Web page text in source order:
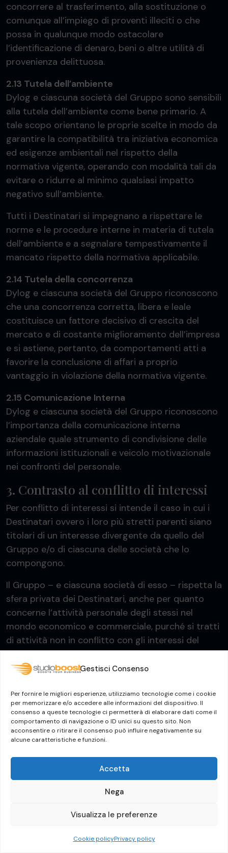
Gestisci Consenso
Per fornire le migliori esperienze, utilizziamo tecnologie come i cookie
per memorizzare e/o accedere alle informazioni del dispositivo. Il
consenso a queste tecnologie ci permetterà di elaborare dati come il
comportamento di navigazione o ID unici su questo sito. Non
acconsentire o ritirare il consenso può influire negativamente su
alcune caratteristiche e funzioni.
Accetta
Nega
Visualizza le preferenze
Cookie policyPrivacy policy
concorrere al trasferimento, alla sostituzione o
comunque all’impiego di proventi illeciti o che
possa in qualunque modo ostacolare
l’identificazione di denaro, beni o altre utilità di
provenienza delittuosa.
2.13 Tutela dell’ambiente
Dylog e ciascuna società del Gruppo sono sensibili
alla tutela dell’ambiente come bene primario. A
tale scopo orientano le proprie scelte in modo da
garantire la compatibilità tra iniziativa economica
ed esigenze ambientali nel rispetto della
normativa vigente, operando con modalità tali da
evitare o ridurre al minimo qualsiasi impatto
negativo sull’ambiente.
Tutti i Destinatari si impegnano a rispettare le
norme e le procedure interne in materia di tutela
dell’ambiente e a segnalare tempestivamente il
mancato rispetto della normativa applicabile.
2.14 Tutela della concorrenza
Dylog e ciascuna società del Gruppo riconoscono
che una concorrenza corretta, libera e leale
costituisce un fattore decisivo di crescita del
mercato e di costante miglioramento dell’impresa
e si astiene, pertanto, da comportamenti atti a
favorire la conclusione di affari a proprio
vantaggio in violazione della normativa vigente.
2.15 Comunicazione Interna
Dylog e ciascuna società del Gruppo riconoscono
l’importanza della comunicazione interna
aziendale quale strumento di condivisione delle
informazioni istituzionali e veicolo motivazionale
nei confronti del personale.
3. Contrasto al conflitto di interessi
Per conflitto di interessi si intende il caso in cui i
Destinatari ovvero i loro più stretti parenti siano
titolari di un interesse divergente da quello del
Gruppo e/o di ciascuna delle società che lo
compongono.
Il Gruppo – e ciascuna società di esso – rispetta la
sfera privata dei Destinatari, anche per quanto
concerne l’attività personale degli stessi nel
mondo economico e commerciale, purché si tratti
di attività non in conflitto con gli interessi del
Gruppo – o delle singole società – e con gli
obblighi assunti e derivanti dalla tipologia di
Destinatari devono evitare le situazioni in cui si
possano manifestare conflitti di interesse,
dovendosi astenere dalla possibilità di
avvantaggiarsi personalmente da possibili
Nell’esercizio della propria attività, Dylog e
ciascuna società del Gruppo evitano situazioni
ove i Destinatari siano in conflitto di interesse,